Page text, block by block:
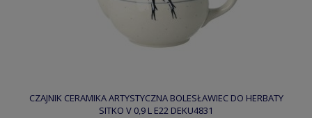
CZAJNIK CERAMIKA ARTYSTYCZNA BOLESŁAWIEC DO HERBATY
SITKO V 0,9 L E22 DEKU4831